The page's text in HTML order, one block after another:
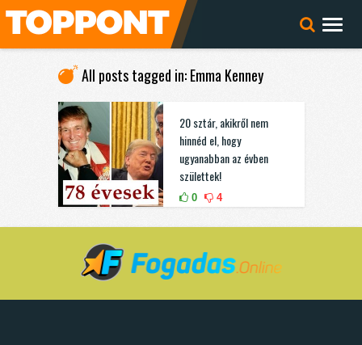
All posts tagged in: Emma Kenney
20 sztár, akikről nem
hinnéd el, hogy
ugyanabban az évben
születtek!
0 4